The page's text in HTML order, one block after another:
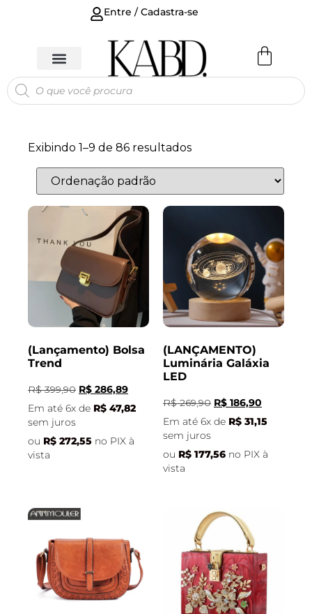
Entre / Cadastra-se
Exibindo 1–9 de 86 resultados
(Lançamento) Bolsa
Trend
R$399,90 R$ 286,89
Em até 6x de R$ 47,82
sem juros
ou R$ 272,55 no PIX à
vista
(LANÇAMENTO)
Luminária Galáxia
LED
R$269,90 R$ 186,90
Em até 6x de R$ 31,15
sem juros
ou R$ 177,56 no PIX à
vista